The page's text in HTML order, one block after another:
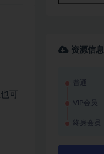
可
资源信息
普通
VIP会员
终身会员